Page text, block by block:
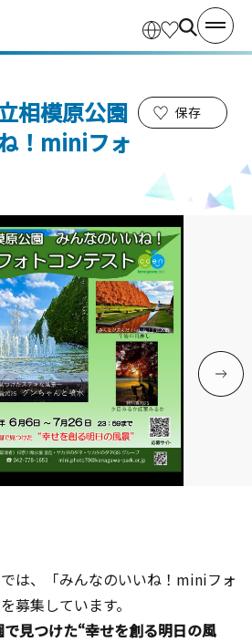
相模原公園
！miniフォ
保存
は、「みんなのいいね！miniフォ
募集しています。
で見つけた“幸せを創る明日の風